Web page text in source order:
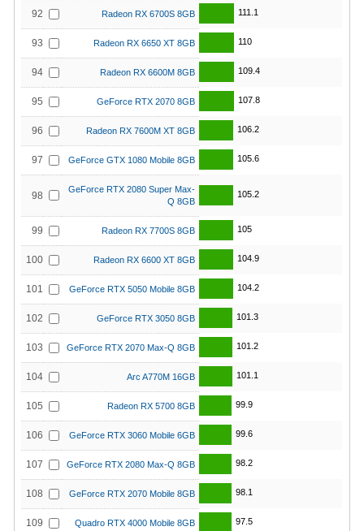
92 Radeon RX 6700S 8GB 111.1
93 Radeon RX 6650 XT 8GB 110
94 Radeon RX 6600M 8GB 109.4
95 GeForce RTX 2070 8GB 107.8
96 Radeon RX 7600M XT 8GB 106.2
97 GeForce GTX 1080 Mobile 8GB 105.6
98
GeForce RTX 2080 Super Max-
Q 8GB
105.2
99 Radeon RX 7700S 8GB 105
100 Radeon RX 6600 XT 8GB 104.9
101 GeForce RTX 5050 Mobile 8GB 104.2
102 GeForce RTX 3050 8GB 101.3
103 GeForce RTX 2070 Max-Q 8GB 101.2
104 Arc A770M 16GB 101.1
105 Radeon RX 5700 8GB 99.9
106 GeForce RTX 3060 Mobile 6GB 99.6
107 GeForce RTX 2080 Max-Q 8GB 98.2
108 GeForce RTX 2070 Mobile 8GB 98.1
109 Quadro RTX 4000 Mobile 8GB 97.5